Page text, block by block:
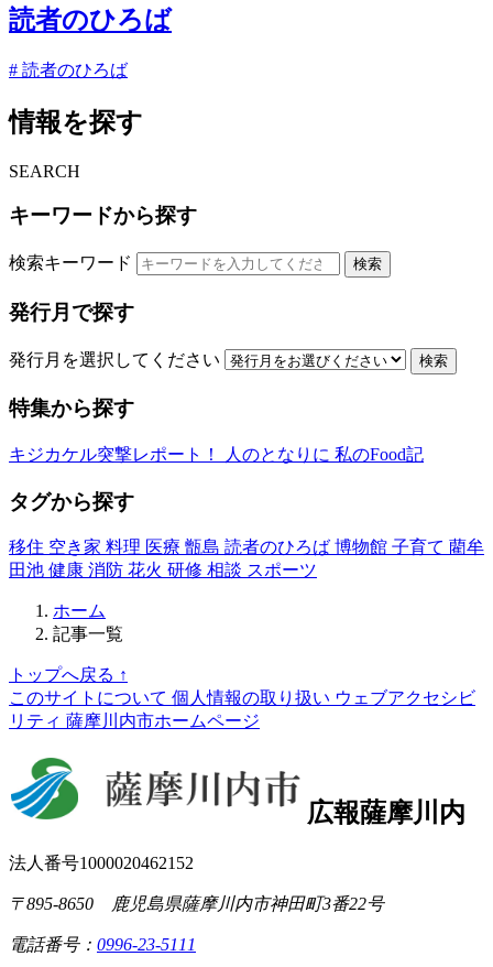
読者のひろば
# 読者のひろば
情報を探す
SEARCH
キーワードから探す
検索キーワード 検索
発行月で探す
発行月を選択してください 検索
特集から探す
キジカケル突撃レポート！ 人のとなりに 私のFood記
タグから探す
移住 空き家 料理 医療 甑島 読者のひろば 博物館 子育て 藺牟
田池 健康 消防 花火 研修 相談 スポーツ
ホーム
記事一覧
トップへ戻る ↑
このサイトについて 個人情報の取り扱い ウェブアクセシビ
リティ 薩摩川内市ホームページ
広報薩摩川内
法人番号1000020462152
〒895-8650 鹿児島県薩摩川内市神田町3番22号
電話番号： 0996-23-5111